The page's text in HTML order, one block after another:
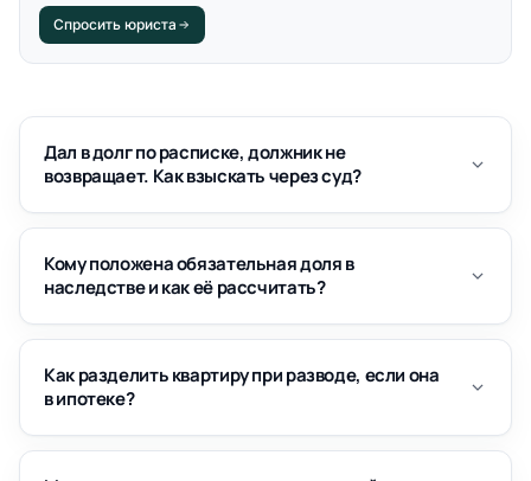
Спросить юриста
Дал в долг по расписке, должник не
возвращает. Как взыскать через суд?
Кому положена обязательная доля в
наследстве и как её рассчитать?
Как разделить квартиру при разводе, если она
в ипотеке?